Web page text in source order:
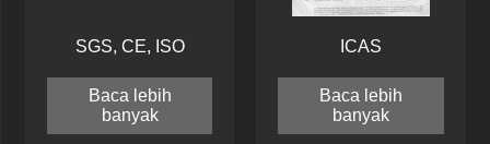
SGS, CE, ISO
Baca lebih
banyak
ICAS
Baca lebih
banyak